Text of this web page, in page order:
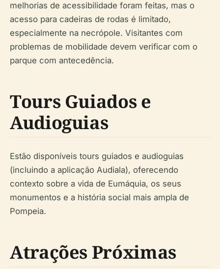
melhorias de acessibilidade foram feitas, mas o
acesso para cadeiras de rodas é limitado,
especialmente na necrópole. Visitantes com
problemas de mobilidade devem verificar com o
parque com antecedência.
Tours Guiados e
Audioguias
Estão disponíveis tours guiados e audioguias
(incluindo a aplicação Audiala), oferecendo
contexto sobre a vida de Eumáquia, os seus
monumentos e a história social mais ampla de
Pompeia.
Atrações Próximas